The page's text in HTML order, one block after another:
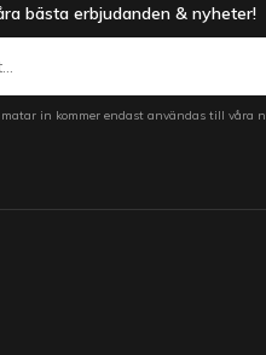
bästa erbjudanden & nyheter!
in kommer endast användas till våra